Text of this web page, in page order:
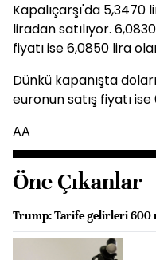
Kapalıçarşı'da 5,3470
liradan satılıyor.
fiyatı ise 6,0850 lira
Dünkü kapanışta
euronun satış fiyatı
AA
Öne Çıkanlar
Trump: Tarife gelirleri 600